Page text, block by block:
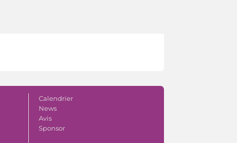
Calendrier
News
Avis
Sponsor